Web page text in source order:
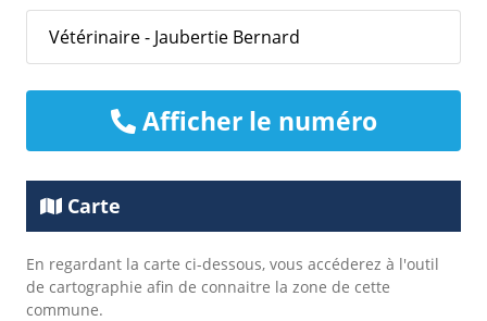
Vétérinaire - Jaubertie Bernard
Afficher le numéro
Carte
En regardant la carte ci-dessous, vous accéderez à l'outil
de cartographie afin de connaitre la zone de cette
commune.